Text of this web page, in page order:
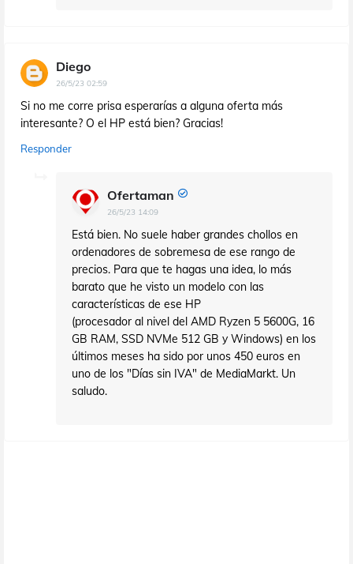
Diego
26/5/23 02:59
Si no me corre prisa esperarías a alguna oferta más
interesante? O el HP está bien? Gracias!
Responder
Ofertaman
26/5/23 14:09
Está bien. No suele haber grandes chollos en
ordenadores de sobremesa de ese rango de
precios. Para que te hagas una idea, lo más
barato que he visto un modelo con las
características de ese HP
(procesador al nivel del AMD Ryzen 5 5600G, 16
GB RAM, SSD NVMe 512 GB y Windows) en los
últimos meses ha sido por unos 450 euros en
uno de los "Días sin IVA" de MediaMarkt. Un
saludo.